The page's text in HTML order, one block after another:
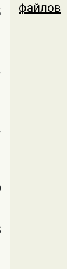
файлов